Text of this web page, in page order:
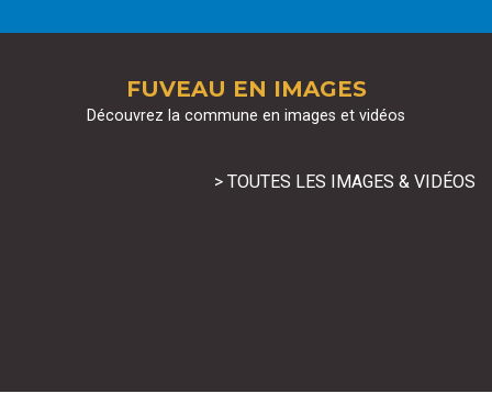
FUVEAU EN IMAGES
Découvrez la commune en images et vidéos
> TOUTES LES IMAGES & VIDÉOS